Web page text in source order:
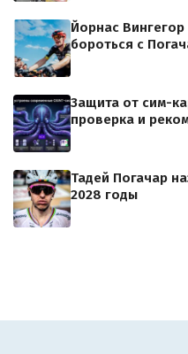
Йорнас Вингегор
бороться с
Защита от сим-
проверка и
Тадей Погачар
2028 годы